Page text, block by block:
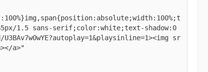
1.5 sans-serif;color:white;text-shadow:0
sr